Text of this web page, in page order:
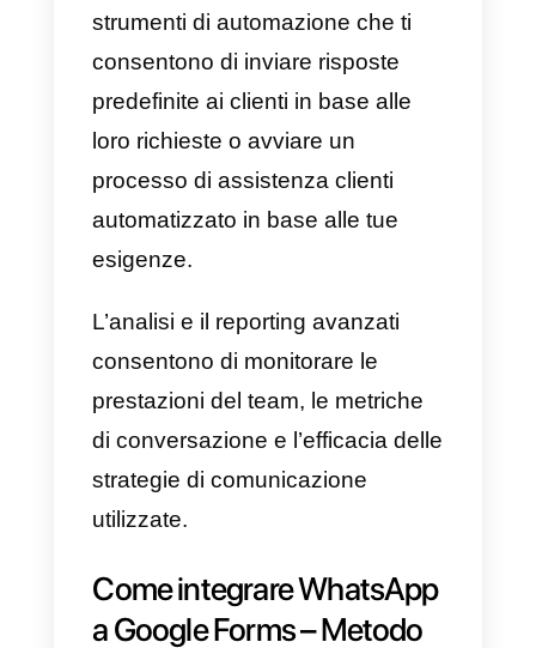
aziende possono collegare la
Facebook
account WhatsApp tramite
WhatsApp Business,Instagram
Businesse Telegramper
centralizzare i canali di supporto
fornire una migliore esperienza al
cliente finale, il tutto in una
Nello specifico, Callbell consente
di unificare tutte le conversazioni
messaggistica istantanea su